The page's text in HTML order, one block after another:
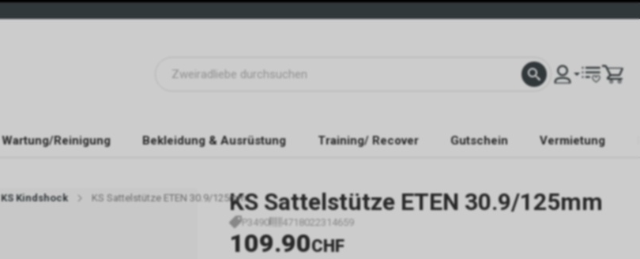
Wartung/Reinigung Bekleidung & Ausrüstung Training/ Recover Gutschein Vermietung
KS Kindshock KS Sattelstütze ETEN 30.9/125mmKS Sattelstütze ETEN 30.9/125mm
P3490 4718022314659
109.90CHF